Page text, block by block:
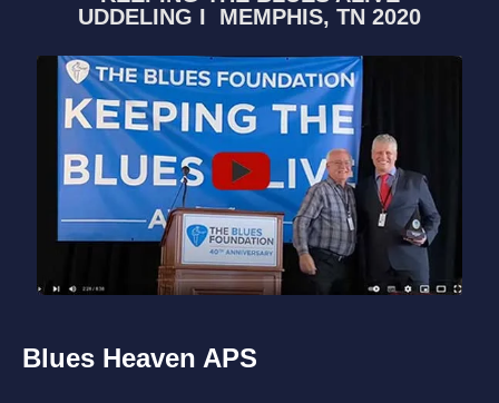
UDDELING I MEMPHIS, TN 2020
Blues Heaven APS